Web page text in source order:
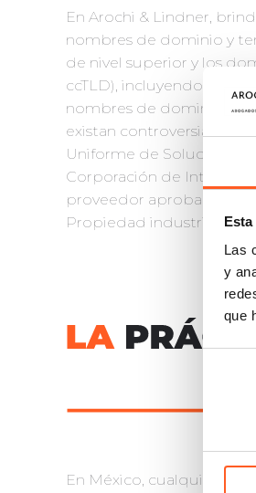
Las
y
que
En Arochi & Lindner,
nombres de dominio y
de nivel superior y los
ccTLD), incluyendo
nombres de dominio, así
existan controversias,
Uniforme de Solución de
Corporación de Internet
proveedor aprobado de
Propiedad industrial
En México, cualquier